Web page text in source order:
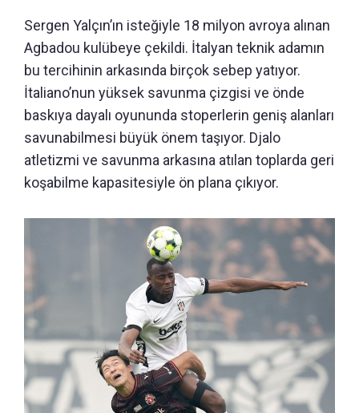
Sergen Yalçın’ın isteğiyle 18 milyon avroya alınan
Agbadou kulübeye çekildi. İtalyan teknik adamın
bu tercihinin arkasında birçok sebep yatıyor.
İtaliano’nun yüksek savunma çizgisi ve önde
baskıya dayalı oyununda stoperlerin geniş alanları
savunabilmesi büyük önem taşıyor. Djalo
atletizmi ve savunma arkasına atılan toplarda geri
koşabilme kapasitesiyle ön plana çıkıyor.